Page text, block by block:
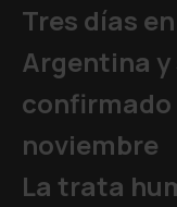
Tres días
Argentina y
confirmado
noviembre
La trata